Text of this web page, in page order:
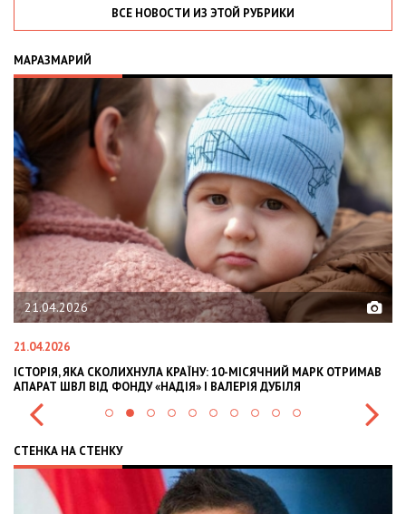
ВСЕ НОВОСТИ ИЗ ЭТОЙ РУБРИКИ
МАРАЗМАРИЙ
21.04.2026
21.04.2026
ІСТОРІЯ, ЯКА СКОЛИХНУЛА КРАЇНУ: 10-МІСЯЧНИЙ МАРК ОТРИМАВ
АПАРАТ ШВЛ ВІД ФОНДУ «НАДІЯ» І ВАЛЕРІЯ ДУБІЛЯ
СТЕНКА НА СТЕНКУ